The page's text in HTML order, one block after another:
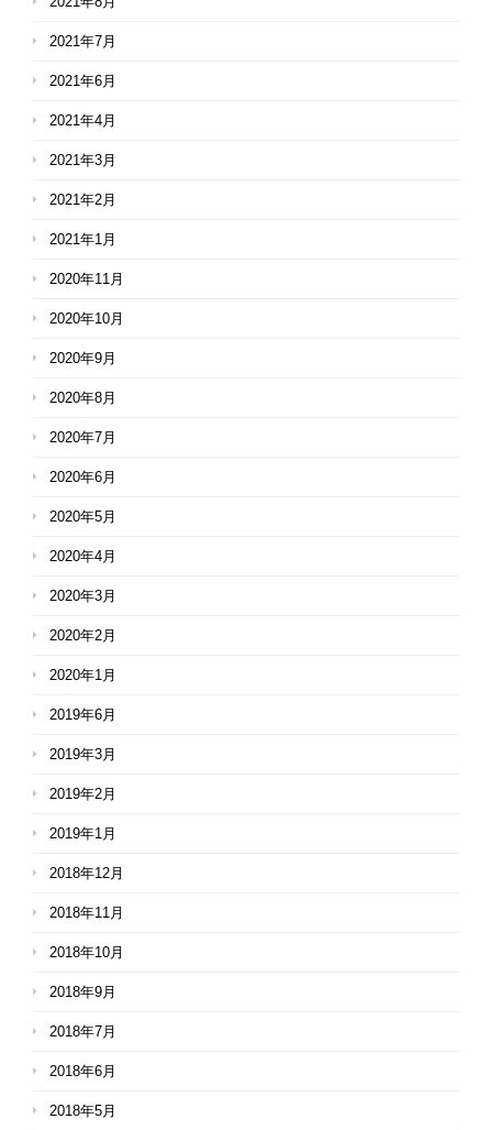
2021年7月
2021年6月
2021年4月
2021年3月
2021年2月
2021年1月
2020年11月
2020年10月
2020年9月
2020年8月
2020年7月
2020年6月
2020年5月
2020年4月
2020年3月
2020年2月
2020年1月
2019年6月
2019年3月
2019年2月
2019年1月
2018年12月
2018年11月
2018年10月
2018年9月
2018年7月
2018年6月
2018年5月